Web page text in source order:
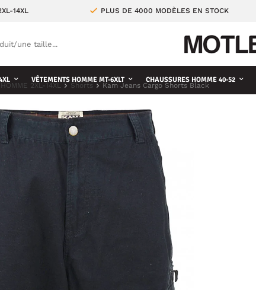
14XL PLUS DE 4000 MODÈLES EN STOCK
VÊTEMENTS HOMME MT-6XLT CHAUSSURES HOMME 40-52
2XL-14XL Shorts Kam Jeans Cargo Shorts Black